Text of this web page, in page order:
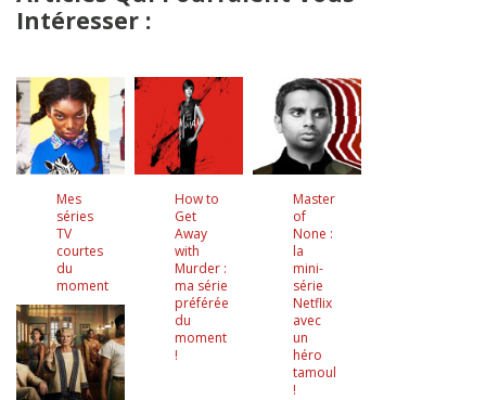
Intéresser :
Mes
séries
TV
courtes
du
moment
How to
Get
Away
with
Murder :
ma série
préférée
du
moment
!
Master
of
None :
la
mini-
série
Netflix
avec
un
héro
tamoul
!